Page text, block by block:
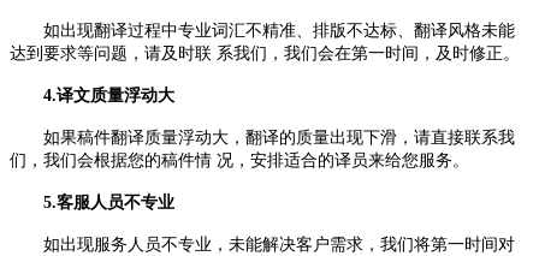
如出现翻译过程中专业词汇不精准、排版不达标、翻译风格未能
达到要求等问题，请及时联 系我们，我们会在第一时间，及时修正。
4.译文质量浮动大
如果稿件翻译质量浮动大，翻译的质量出现下滑，请直接联系我
们，我们会根据您的稿件情 况，安排适合的译员来给您服务。
5.客服人员不专业
如出现服务人员不专业，未能解决客户需求，我们将第一时间对